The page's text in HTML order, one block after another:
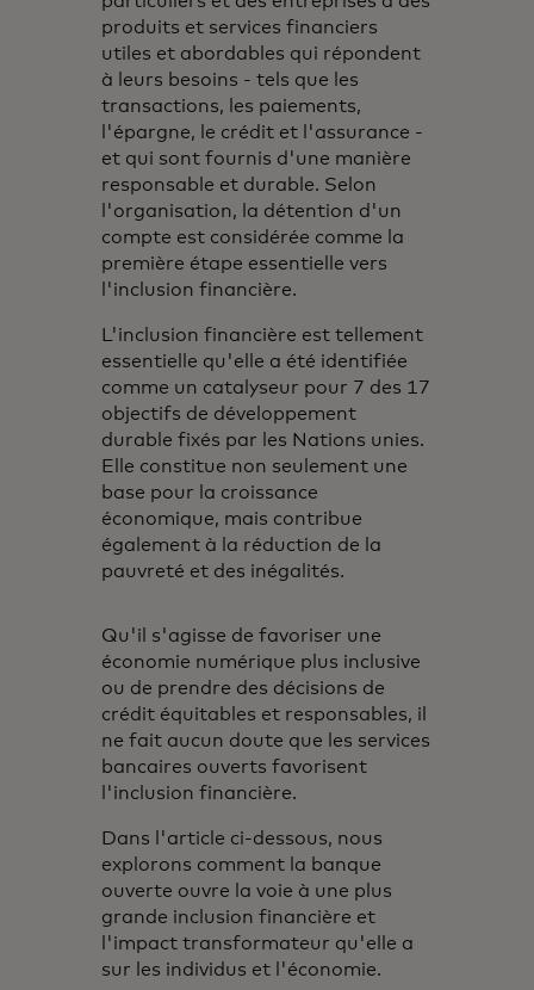
produits et services financiers
utiles et abordables qui répondent
à leurs besoins - tels que les
transactions, les paiements,
l'épargne, le crédit et l'assurance -
et qui sont fournis d'une manière
responsable et durable. Selon
l'organisation, la détention d'un
compte est considérée comme la
première étape essentielle vers
l'inclusion financière.
L'inclusion financière est tellement
essentielle qu'elle a été identifiée
comme un catalyseur pour 7 des 17
objectifs de développement
durable fixés par les Nations unies.
Elle constitue non seulement une
base pour la croissance
économique, mais contribue
également à la réduction de la
pauvreté et des inégalités.
Qu'il s'agisse de favoriser une
économie numérique plus inclusive
ou de prendre des décisions de
crédit équitables et responsables, il
ne fait aucun doute que les services
bancaires ouverts favorisent
l'inclusion financière.
Dans l'article ci-dessous, nous
explorons comment la banque
ouverte ouvre la voie à une plus
grande inclusion financière et
l'impact transformateur qu'elle a
sur les individus et l'économie.